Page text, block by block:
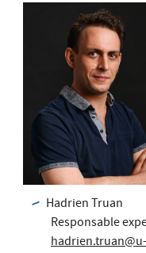
Hadrien Truan
Responsable